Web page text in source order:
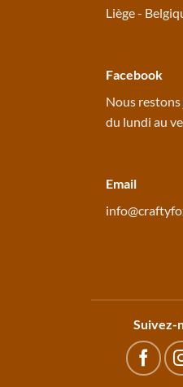
Liège -
Facebook
Nous
du lundi au
Email
Suivez-